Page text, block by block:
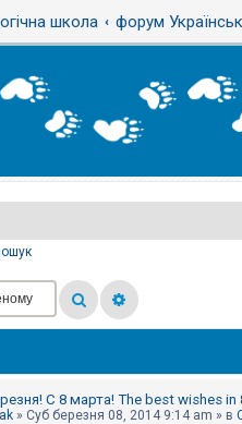
школа форум
С 8 марта! The best wishes in
» Суб березня 08, 2014 9:14 am » в